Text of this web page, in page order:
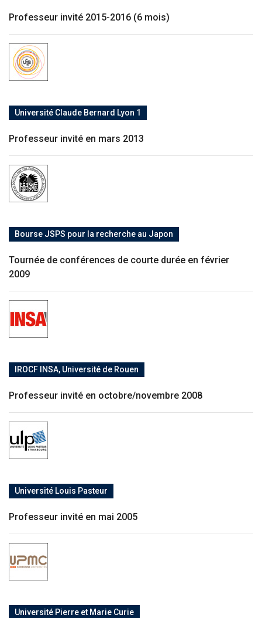
Professeur invité 2015-2016 (6 mois)
Université Claude Bernard Lyon 1
Professeur invité en mars 2013
Bourse JSPS pour la recherche au Japon
Tournée de conférences de courte durée en février
2009
IROCF INSA, Université de Rouen
Professeur invité en octobre/novembre 2008
Université Louis Pasteur
Professeur invité en mai 2005
Université Pierre et Marie Curie